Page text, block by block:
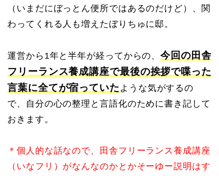
（いまだにぼっとん便所ではあるのだけど）、関
わってくれる人も増えたぼりちゅに邸。
運営から1年と半年が経ってからの、今回の田舎
フリーランス養成講座で最後の挨拶で喋った
言葉に全てが宿っていた ような気がするの
で、自分の心の整理と言語化のために書き記して
おきます。
＊個人的な話なので、田舎フリーランス養成講座
（いなフリ）がなんなのかとかそーゆー説明はす